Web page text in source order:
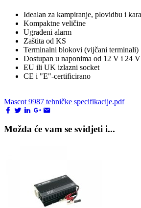
Idealan za kampiranje, plovidbu i
Kompaktne veličine
Ugrađeni alarm
Zaštita od KS
Terminalni blokovi (vijčani terminali)
Dostupan u naponima od 12 V i 24 V
EU ili UK izlazni socket
CE i "E"-certificirano
Mascot 9987 tehničke specifikacije.pdf
Možda će vam se svidjeti i...